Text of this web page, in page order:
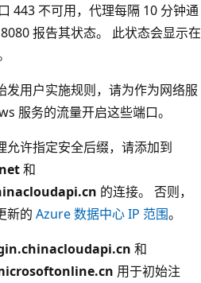
443 不可用，代理每隔 10 分钟通
报告其状态。 此状态会显示在
发用户实施规则，请为作为网络服
服务的流量开启这些端口。
允许指定安全后缀，请添加到
和
的连接。 否则，
新的 Azure 数据中心 IP 范围。
和
用于初始注